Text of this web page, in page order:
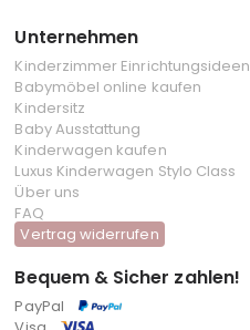
Unternehmen
Kinderzimmer Einrichtungsideen
Babymöbel online kaufen
Kindersitz
Baby Ausstattung
Kinderwagen kaufen
Luxus Kinderwagen Stylo Class
Über uns
FAQ
Vertrag widerrufen
Bequem & Sicher zahlen!
PayPal